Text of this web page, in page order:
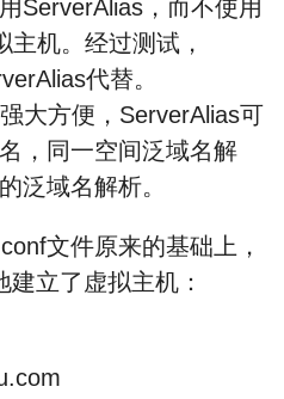
ServerAlias，而不使用
机。经过测试，
代替。
大方便，ServerAlias可
，同一空间泛域名解
泛域名解析。
文件原来的基础上，
立了虚拟主机：